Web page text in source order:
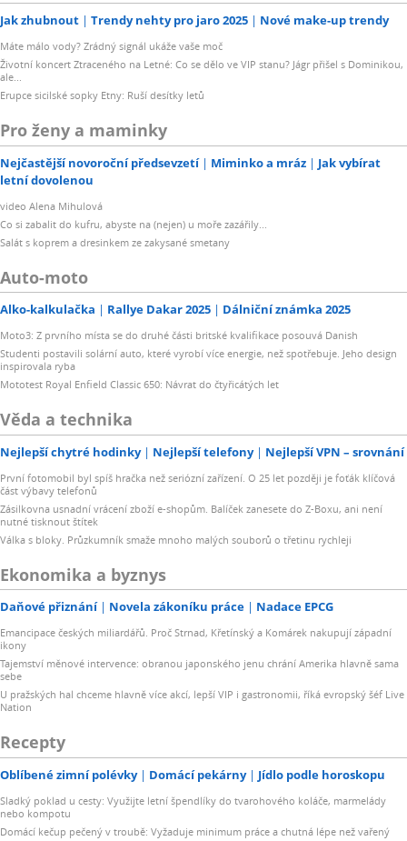
Jak zhubnout Trendy nehty pro jaro 2025 Nové make-up trendy
Máte málo vody? Zrádný signál ukáže vaše moč
Životní koncert Ztraceného na Letné: Co se dělo ve VIP stanu? Jágr přišel s Dominikou,
ale...
Erupce sicilské sopky Etny: Ruší desítky letů
Pro ženy a maminky
Nejčastější novoroční předsevzetí Miminko a mráz
Jak vybírat
letní dovolenou
video Alena Mihulová
Co si zabalit do kufru, abyste na (nejen) u moře zazářily...
Salát s koprem a dresinkem ze zakysané smetany
Auto-moto
Alko-kalkulačka Rallye Dakar 2025 Dálniční známka 2025
Moto3: Z prvního místa se do druhé části britské kvalifikace posouvá Danish
Studenti postavili solární auto, které vyrobí více energie, než spotřebuje. Jeho design
inspirovala ryba
Mototest Royal Enfield Classic 650: Návrat do čtyřicátých let
Věda a technika
Nejlepší chytré hodinky Nejlepší telefony Nejlepší VPN – srovnání
První fotomobil byl spíš hračka než seriózní zařízení. O 25 let později je foťák klíčová
část výbavy telefonů
Zásilkovna usnadní vrácení zboží e-shopům. Balíček zanesete do Z-Boxu, ani není
nutné tisknout štítek
Válka s bloky. Průzkumník smaže mnoho malých souborů o třetinu rychleji
Ekonomika a byznys
Daňové přiznání Novela zákoníku práce Nadace EPCG
Emancipace českých miliardářů. Proč Strnad, Křetínský a Komárek nakupují západní
ikony
Tajemství měnové intervence: obranou japonského jenu chrání Amerika hlavně sama
sebe
U pražských hal chceme hlavně více akcí, lepší VIP i gastronomii, říká evropský šéf Live
Nation
Recepty
Oblíbené zimní polévky Domácí pekárny Jídlo podle horoskopu
Sladký poklad u cesty: Využijte letní špendlíky do tvarohového koláče, marmelády
nebo kompotu
Domácí kečup pečený v troubě: Vyžaduje minimum práce a chutná lépe než vařený